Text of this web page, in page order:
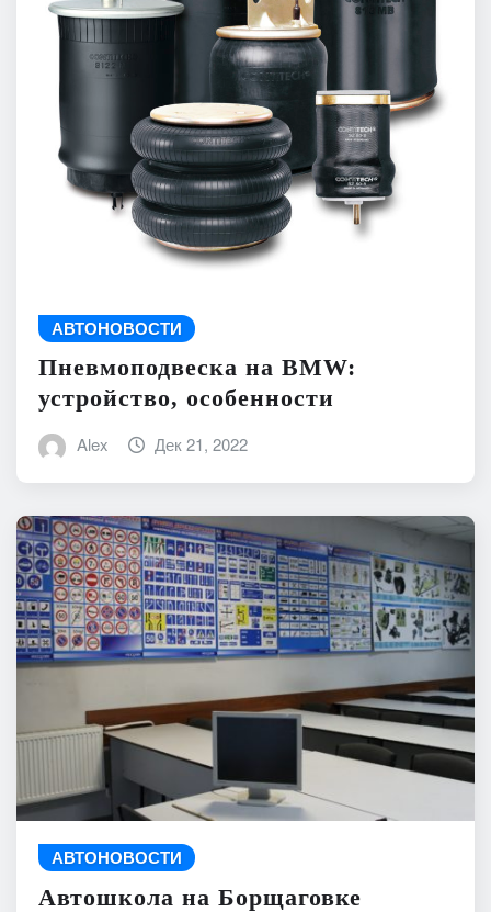
АВТОНОВОСТИ
Пневмоподвеска на BMW:
устройство, особенности
Alex Дек 21, 2022
АВТОНОВОСТИ
Автошкола на Борщаговке